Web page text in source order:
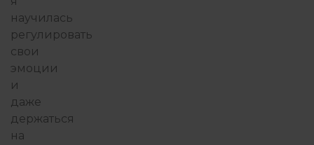
научилась
регулировать
свои
эмоции
и
даже
держаться
на